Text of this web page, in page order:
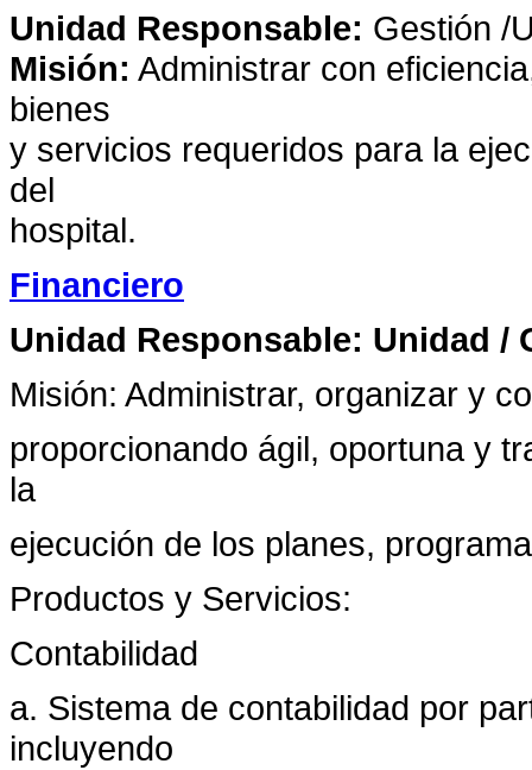
Unidad Responsable: Gestión /
Misión: Administrar con
bienes
y servicios requeridos para la
del
hospital.
Financiero
Unidad Responsable: Unidad /
Misión: Administrar, organizar y
proporcionando ágil, oportuna y
la
ejecución de los planes,
Productos y Servicios:
Contabilidad
a. Sistema de contabilidad por
incluyendo